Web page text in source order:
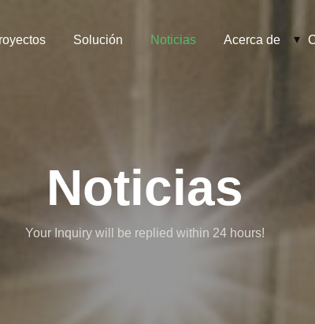
Solución Noticias Acerca de
Noticias
Your Inquiry will be replied within 24 hours!